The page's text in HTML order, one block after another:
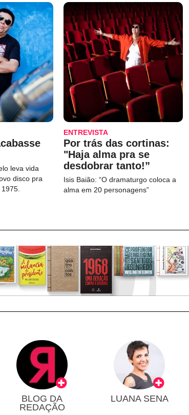
leva vida
disco pra
ENTREVISTA
Por trás das cortinas:
"Haja alma pra se
desdobrar tanto!”
Isis Baião: “O dramaturgo coloca a
alma em 20 personagens”
BLOG DA
REDAÇÃO
LUANA SENA